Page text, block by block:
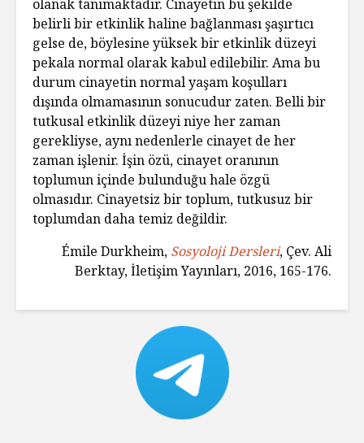
olanak tanımaktadır. Cinayetin bu şekilde
belirli bir etkinlik haline bağlanması şaşırtıcı
gelse de, böylesine yüksek bir etkinlik düzeyi
pekala normal olarak kabul edilebilir. Ama bu
durum cinayetin normal yaşam koşulları
dışında olmamasının sonucudur zaten. Belli bir
tutkusal etkinlik düzeyi niye her zaman
gerekliyse, aynı nedenlerle cinayet de her
zaman işlenir. İşin özü, cinayet oranının
toplumun içinde bulunduğu hale özgü
olmasıdır. Cinayetsiz bir toplum, tutkusuz bir
toplumdan daha temiz değildir.
Émile Durkheim, Sosyoloji Dersleri, Çev. Ali
Berktay, İletişim Yayınları, 2016, 165-176.